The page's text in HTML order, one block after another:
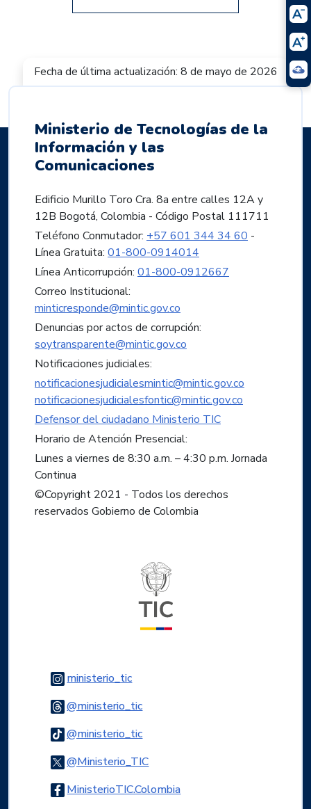
Fecha de última actualización: 8 de mayo de 2026
Ministerio de Tecnologías de la
Información y las
Comunicaciones
Edificio Murillo Toro Cra. 8a entre calles 12A y
12B Bogotá, Colombia - Código Postal 111711
Teléfono Conmutador: +57 601 344 34 60 -
Línea Gratuita: 01-800-0914014
Línea Anticorrupción: 01-800-0912667
Correo Institucional:
minticresponde@mintic.gov.co
Denuncias por actos de corrupción:
soytransparente@mintic.gov.co
Notificaciones judiciales:
notificacionesjudicialesmintic@mintic.gov.co
notificacionesjudicialesfontic@mintic.gov.co
Defensor del ciudadano Ministerio TIC
Horario de Atención Presencial:
Lunes a viernes de 8:30 a.m. – 4:30 p.m. Jornada
Continua
©Copyright 2021 - Todos los derechos
reservados Gobierno de Colombia
ministerio_ticLogo Instagram
@ministerio_ticLogo Threads
@ministerio_ticLogo Tiktok
@Ministerio_TICLogo Twitter
MinisterioTIC.ColombiaLogo Facebook